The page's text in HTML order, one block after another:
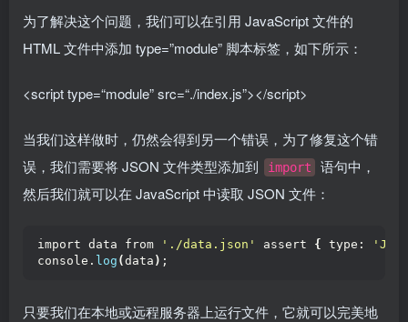
为了解决这个问题，我们可以在引用 JavaScript 文件的
HTML 文件中添加 type=”module” 脚本标签，如下所示：
<scripttype=“module”src=“./index.js”></script>
当我们这样做时，仍然会得到另一个错误，为了修复这个错
误，我们需要将 JSON 文件类型添加到
import
语句中，
然后我们就可以在 JavaScript 中读取 JSON 文件：
import data from './data.json' assert { type:
console. log (data ) ;
只要我们在本地或远程服务器上运行文件，它就可以完美地